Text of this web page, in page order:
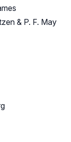
& P. F. May